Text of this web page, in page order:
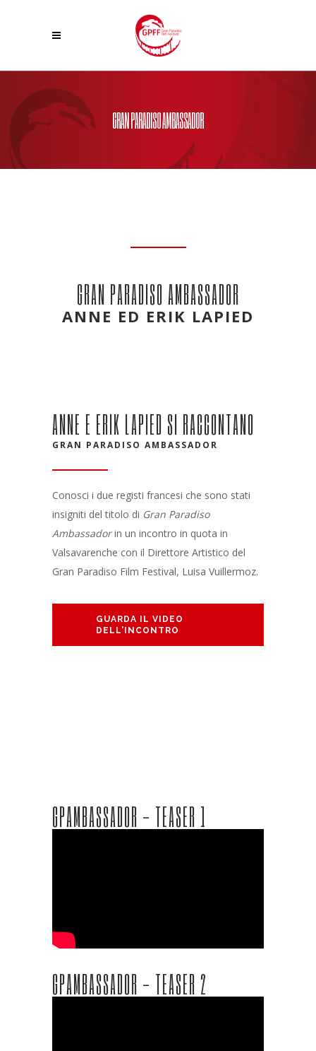
GRAN PARADISO AMBASSADOR
GRAN PARADISO AMBASSADOR
ANNE ED ERIK LAPIED
ANNE E ERIK LAPIED SI RACCONTANO
GRAN PARADISO AMBASSADOR
Conosci i due registi francesi che sono stati
insigniti del titolo di Gran Paradiso
Ambassadorin un incontro in quota in
Valsavarenche con il Direttore Artistico del
Gran Paradiso Film Festival, Luisa Vuillermoz.
GUARDA IL VIDEO
DELL'INCONTRO
GPAMBASSADOR - TEASER 1
GPAMBASSADOR - TEASER 2